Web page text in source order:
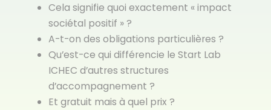
Cela signifie quoi exactement « impact
sociétal positif » ?
A-t-on des obligations particulières ?
Qu’est-ce qui différencie le Start Lab
ICHEC d’autres structures
d’accompagnement ?
Et gratuit mais à quel prix ?